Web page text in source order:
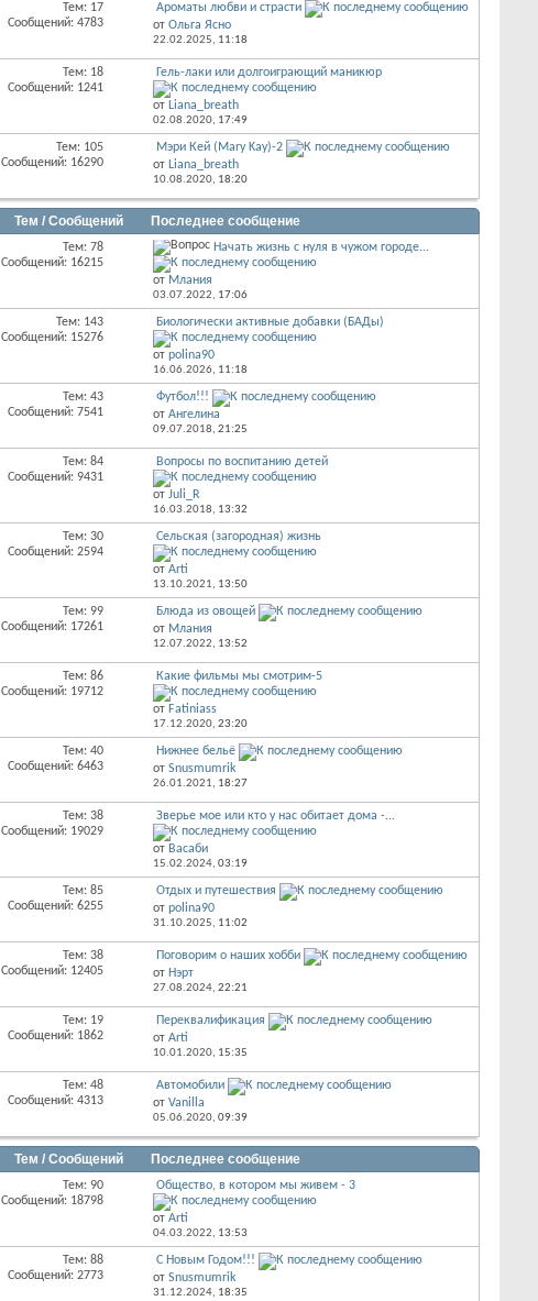
Тем: 17
Сообщений: 4783
Ароматы любви и страсти
от Ольга Ясно
22.02.2025, 11:18
Тем: 18
Сообщений: 1241
Гель-лаки или долгоиграющий маникюр
от Liana_breath
02.08.2020, 17:49
Тем: 105
Сообщений: 16290
Мэри Кей (Mary Kay)-2
от Liana_breath
10.08.2020, 18:20
Тем / Сообщений Последнее сообщение
Тем: 78
Сообщений: 16215
Начать жизнь с нуля в чужом городе...
от Млания
03.07.2022, 17:06
Тем: 143
Сообщений: 15276
Биологически активные добавки (БАДы)
от polina90
16.06.2026, 11:18
Тем: 43
Сообщений: 7541
Футбол!!!
от Ангелина
09.07.2018, 21:25
Тем: 84
Сообщений: 9431
Вопросы по воспитанию детей
от Juli_R
16.03.2018, 13:32
Тем: 30
Сообщений: 2594
Сельская (загородная) жизнь
от Arti
13.10.2021, 13:50
Тем: 99
Сообщений: 17261
Блюда из овощей
от Млания
12.07.2022, 13:52
Тем: 86
Сообщений: 19712
Какие фильмы мы смотрим-5
от Fatiniass
17.12.2020, 23:20
Тем: 40
Сообщений: 6463
Нижнее бельё
от Snusmumrik
26.01.2021, 18:27
Тем: 38
Сообщений: 19029
Зверье мое или кто у нас обитает дома -...
от Васаби
15.02.2024, 03:19
Тем: 85
Сообщений: 6255
Отдых и путешествия
от polina90
31.10.2025, 11:02
Тем: 38
Сообщений: 12405
Поговорим о наших хобби
от Нэрт
27.08.2024, 22:21
Тем: 19
Сообщений: 1862
Переквалификация
от Arti
10.01.2020, 15:35
Тем: 48
Сообщений: 4313
Автомобили
от Vanilla
05.06.2020, 09:39
Тем / Сообщений Последнее сообщение
Тем: 90
Сообщений: 18798
Общество, в котором мы живем - 3
от Arti
04.03.2022, 13:53
Тем: 88
Сообщений: 2773
С Новым Годом!!!
от Snusmumrik
31.12.2024, 18:35